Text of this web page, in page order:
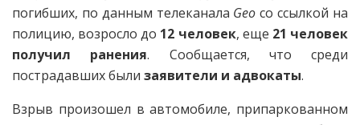
погибших, по данным телеканала Geo со ссылкой на
полицию, возросло до 12 человек, еще 21 человек
получил ранения. Сообщается, что среди
пострадавших были заявители и адвокаты.
Взрыв произошел в автомобиле, припаркованном